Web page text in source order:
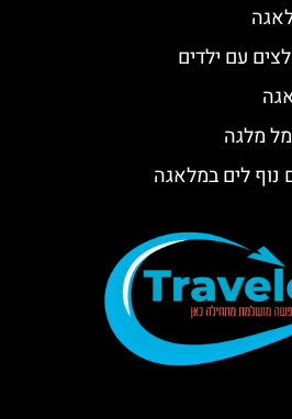
עם ילדים
מלגה
נוף לים במלאגה